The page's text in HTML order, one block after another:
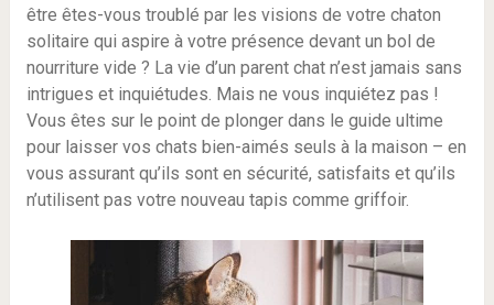
être êtes-vous troublé par les visions de votre chaton
solitaire qui aspire à votre présence devant un bol de
nourriture vide ? La vie d’un parent chat n’est jamais sans
intrigues et inquiétudes. Mais ne vous inquiétez pas !
Vous êtes sur le point de plonger dans le guide ultime
pour laisser vos chats bien-aimés seuls à la maison – en
vous assurant qu’ils sont en sécurité, satisfaits et qu’ils
n’utilisent pas votre nouveau tapis comme griffoir.